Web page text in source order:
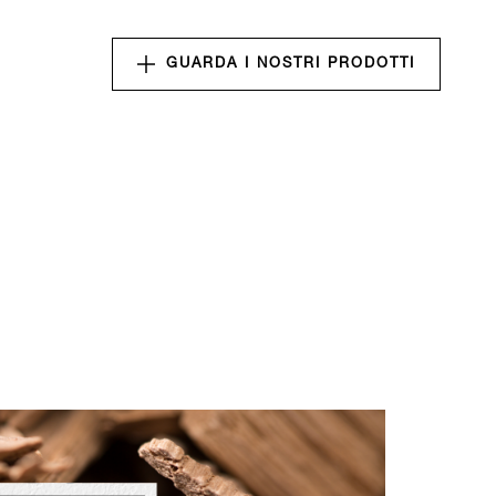
GUARDA I NOSTRI PRODOTTI